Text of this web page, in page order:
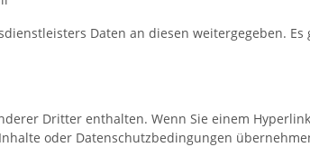
Daten an diesen weitergegeben.
Dritter enthalten. Wenn Sie einem
oder Datenschutzbedingungen